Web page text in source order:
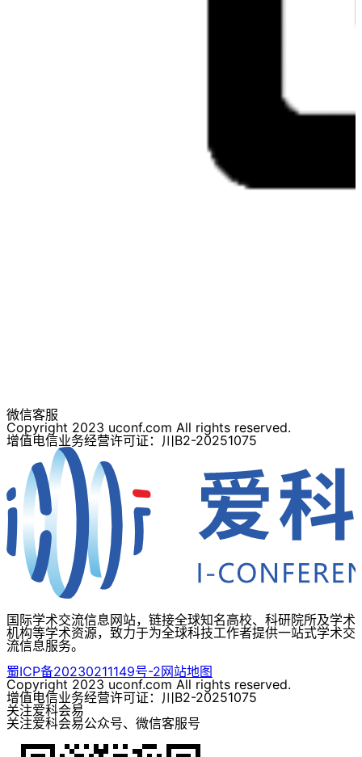
微信客服
Copyright 2023 uconf.com All rights reserved.
增值电信业务经营许可证：川B2-20251075
国际学术交流信息网站，链接全球知名高校、科研院所及学术
机构等学术资源，致力于为全球科技工作者提供一站式学术交
流信息服务。
蜀ICP备20230211149号-2网站地图
Copyright 2023 uconf.com All rights reserved.
增值电信业务经营许可证：川B2-20251075
关注爱科会易
关注爱科会易公众号、微信客服号